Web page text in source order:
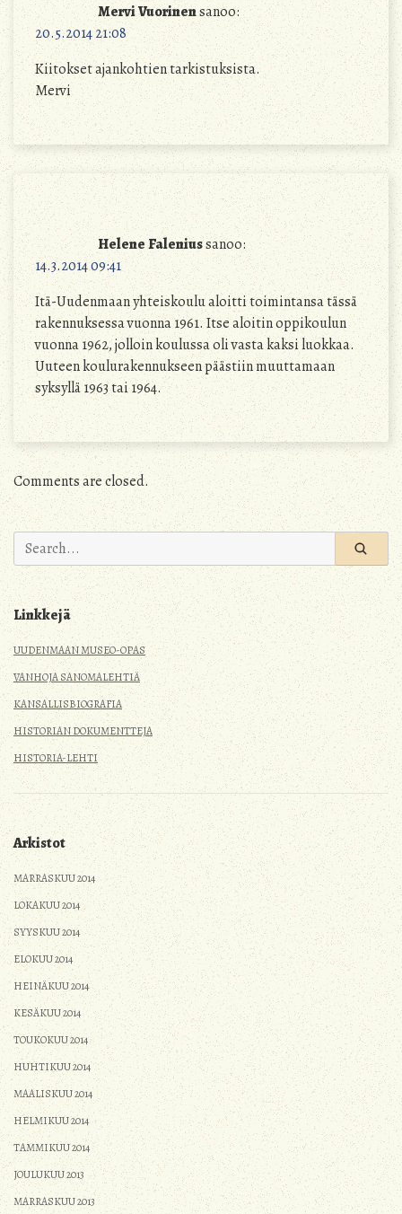
Mervi Vuorinensanoo:
20.5.2014 21:08
Kiitokset ajankohtien tarkistuksista.
Mervi
Helene Faleniussanoo:
14.3.2014 09:41
Itä-Uudenmaan yhteiskoulu aloitti toimintansa tässä
rakennuksessa vuonna 1961. Itse aloitin oppikoulun
vuonna 1962, jolloin koulussa oli vasta kaksi luokkaa.
Uuteen koulurakennukseen päästiin muuttamaan
syksyllä 1963 tai 1964.
Comments are closed.
Search
for:
Linkkejä
UUDENMAAN MUSEO-OPAS
VANHOJA SANOMALEHTIÄ
KANSALLISBIOGRAFIA
HISTORIAN DOKUMENTTEJA
HISTORIA-LEHTI
Arkistot
MARRASKUU 2014
LOKAKUU 2014
SYYSKUU 2014
ELOKUU 2014
HEINÄKUU 2014
KESÄKUU 2014
TOUKOKUU 2014
HUHTIKUU 2014
MAALISKUU 2014
HELMIKUU 2014
TAMMIKUU 2014
JOULUKUU 2013
MARRASKUU 2013